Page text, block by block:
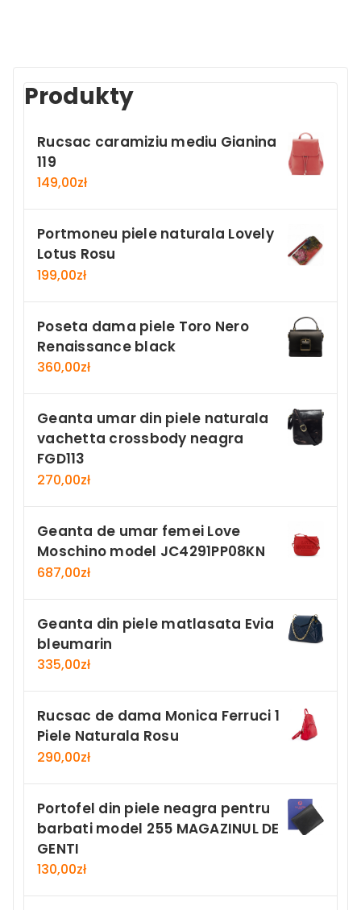
Produkty
Rucsac caramiziu mediu Gianina
119
149,00zł
Portmoneu piele naturala Lovely
Lotus Rosu
199,00zł
Poseta dama piele Toro Nero
Renaissance black
360,00zł
Geanta umar din piele naturala
vachetta crossbody neagra
FGD113
270,00zł
Geanta de umar femei Love
Moschino model JC4291PP08KN
687,00zł
Geanta din piele matlasata Evia
bleumarin
335,00zł
Rucsac de dama Monica Ferruci 1
Piele Naturala Rosu
290,00zł
Portofel din piele neagra pentru
barbati model 255 MAGAZINUL DE
GENTI
130,00zł